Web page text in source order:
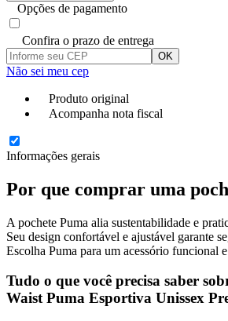
Opções de pagamento
Confira o prazo de entrega
OK
Não sei meu cep
Produto original
Acompanha nota fiscal
Informações gerais
Por que comprar uma
A pochete Puma alia sustentabilidade e
Seu design confortável e ajustável garante
Escolha Puma para um acessório funcional
Tudo o que você precisa saber
Waist Puma Esportiva Unissex